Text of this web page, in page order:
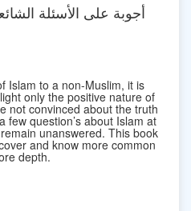
Islam to a non-Muslim, it is
only the positive nature of
not convinced about the truth
few question’s about Islam at
unanswered. This book
and know more common
depth.